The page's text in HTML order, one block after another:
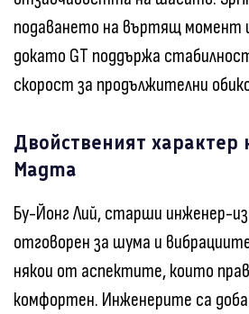
подаването на въртящ момент
докато GT поддържа
скорост за продължителни
Двойственият характер
Magma
Бу-Йонг Лий, старши инженер-
отговорен за шума и
някои от аспектите, които
комфортен. Инженерите са